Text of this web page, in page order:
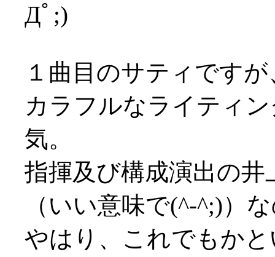
Дﾟ;)
１曲目のサティです
カラフルなライティ
気。
指揮及び構成演出の
（いい意味で(^-^;)）
やはり、これでもか